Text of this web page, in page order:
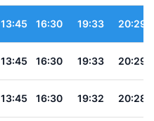
13:45 16:30 19:33 20:29
13:45 16:30 19:33 20:29
13:45 16:30 19:32 20:28